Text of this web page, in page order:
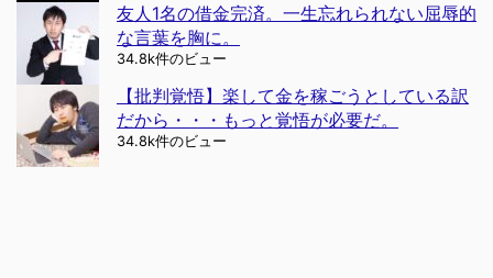
友人1名の借金完済。一生忘れられない屈辱的
な言葉を胸に。
34.8k件のビュー
【批判覚悟】楽して金を稼ごうとしている訳
だから・・・もっと覚悟が必要だ。
34.8k件のビュー